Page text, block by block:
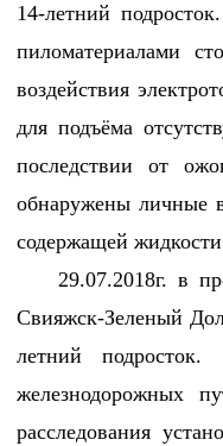
14-летний
пиломатериалами
воздействия
для подъёма
последствии от
обнаружены личные
содержащей
29.07.2018г. в
Свияжск-Зеленый
летний
железнодорожных
расследования